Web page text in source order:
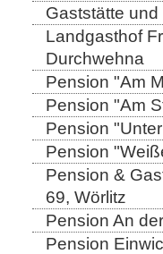
Gaststätte
Landgasthof
Durchwehna
Pension "Am
Pension "Am
Pension
Pension
Pension &
69, Wörlitz
Pension An
Pension